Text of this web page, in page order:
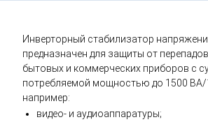
Инверторный стабилизатор
предназначен для защиты от
бытовых и коммерческих приборов с
потребляемой мощностью до 1500 ВА/
например:
видео- и аудиоаппаратуры;